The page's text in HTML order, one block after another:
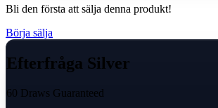
Bli den första att sälja denna produkt!
Börja sälja
Efterfråga Silver
60 Draws Guaranteed